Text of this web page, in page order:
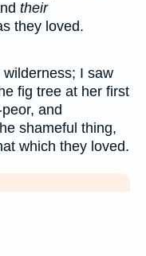
their
they loved.
I saw
fig tree at her first
and
shameful thing,
which they loved.